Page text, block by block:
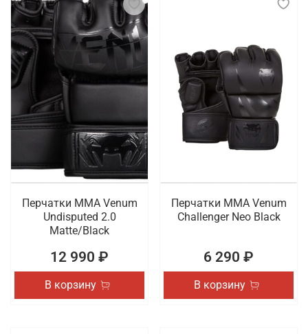
Перчатки ММА Venum
Undisputed 2.0
Matte/Black
12 990 ₽
В корзину
Перчатки ММА Venum
Challenger Neo Black
6 290 ₽
В корзину